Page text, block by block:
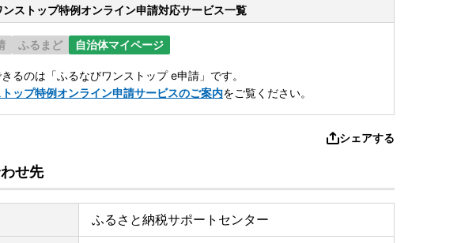
ンストップ特例オンライン申請対応サービス一覧
ふるまど 自治体マイページ
るのは「ふるなびワンストップ e申請」です。
ップ特例オンライン申請サービスのご案内をご覧ください。
シェアする
せ先
ふるさと納税サポートセンター